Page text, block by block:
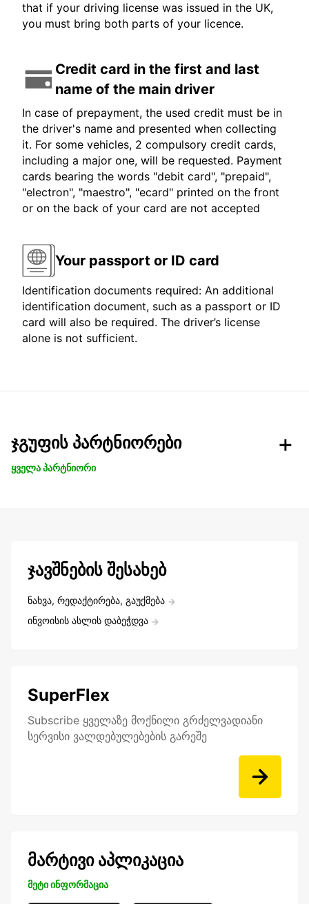
that if your driving license was issued in the UK,
you must bring both parts of your licence.
Credit card in the first and last
name of the main driver
In case of prepayment, the used credit must be in
the driver's name and presented when collecting
it. For some vehicles, 2 compulsory credit cards,
including a major one, will be requested. Payment
cards bearing the words "debit card", "prepaid",
"electron", "maestro", "ecard" printed on the front
or on the back of your card are not accepted
Your passport or ID card
Identification documents required: An additional
identification document, such as a passport or ID
card will also be required. The driver’s license
alone is not sufficient.
ჯგუფის პარტნიორები
ყველა პარტნიორი
ჯავშნების შესახებ
ნახვა, რედაქტირება, გაუქმება
ინვოისის ასლის დაბეჭდვა
SuperFlex
Subscribe ყველაზე მოქნილი გრძელვადიანი
სერვისი ვალდებულებების გარეშე
მარტივი აპლიკაცია
მეტი ინფორმაცია